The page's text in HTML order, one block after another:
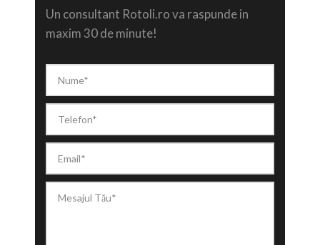
Un consultant Rotoli.ro va raspunde in
maxim 30 de minute!